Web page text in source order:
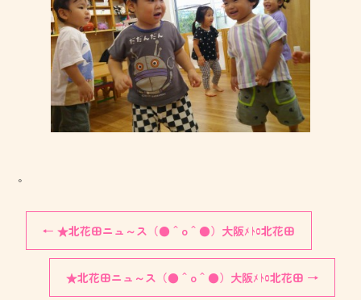
。
← ★北花田ニュ～ス（●＾o＾●）大阪ﾒﾄﾛ北花田
★北花田ニュ～ス（●＾o＾●）大阪ﾒﾄﾛ北花田 →